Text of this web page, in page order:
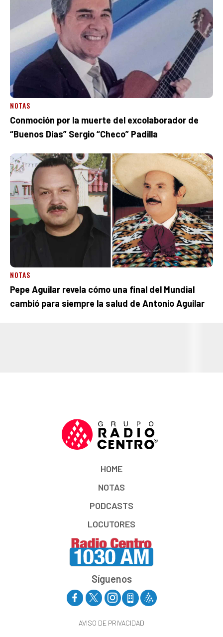
NOTAS
Conmoción por la muerte del excolaborador de
“Buenos Días” Sergio “Checo” Padilla
NOTAS
Pepe Aguilar revela cómo una final del Mundial
cambió para siempre la salud de Antonio Aguilar
HOME
NOTAS
PODCASTS
LOCUTORES
Síguenos
AVISO DE PRIVACIDAD